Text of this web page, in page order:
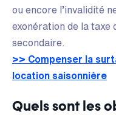
ou encore l’invalidité
exonération de la taxe
secondaire.
>> Compenser la
location saisonnière
Quels sont les